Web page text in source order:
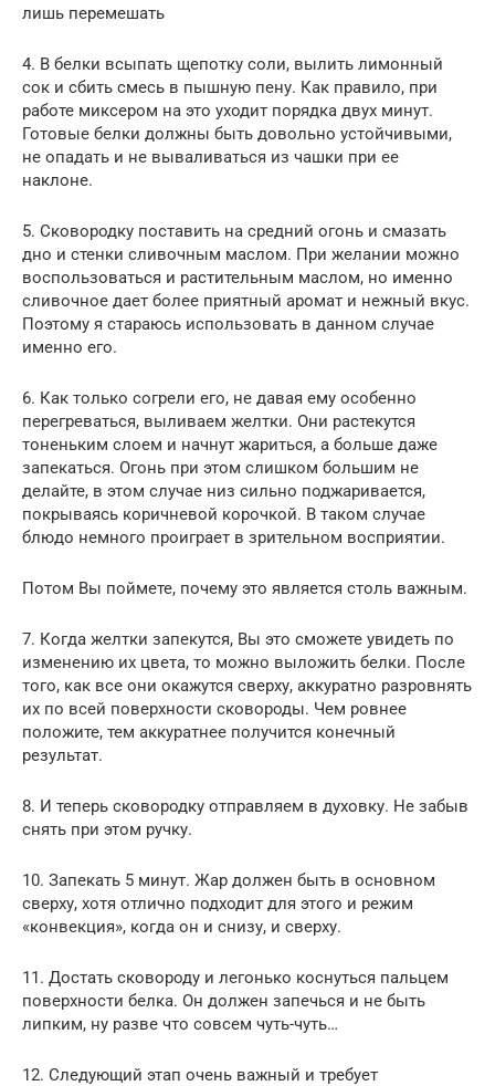
лишь перемешать
4. В белки всыпать щепотку соли, вылить лимонный
сок и сбить смесь в пышную пену. Как правило, при
работе миксером на это уходит порядка двух минут.
Готовые белки должны быть довольно устойчивыми,
не опадать и не вываливаться из чашки при ее
наклоне.
5. Сковородку поставить на средний огонь и смазать
дно и стенки сливочным маслом. При желании можно
воспользоваться и растительным маслом, но именно
сливочное дает более приятный аромат и нежный вкус.
Поэтому я стараюсь использовать в данном случае
именно его.
6. Как только согрели его, не давая ему особенно
перегреваться, выливаем желтки. Они растекутся
тоненьким слоем и начнут жариться, а больше даже
запекаться. Огонь при этом слишком большим не
делайте, в этом случае низ сильно поджаривается,
покрываясь коричневой корочкой. В таком случае
блюдо немного проиграет в зрительном восприятии.
Потом Вы поймете, почему это является столь важным.
7. Когда желтки запекутся, Вы это сможете увидеть по
изменению их цвета, то можно выложить белки. После
того, как все они окажутся сверху, аккуратно разровнять
их по всей поверхности сковороды. Чем ровнее
положите, тем аккуратнее получится конечный
результат.
8. И теперь сковородку отправляем в духовку. Не забыв
снять при этом ручку.
10. Запекать 5 минут. Жар должен быть в основном
сверху, хотя отлично подходит для этого и режим
«конвекция», когда он и снизу, и сверху.
11. Достать сковороду и легонько коснуться пальцем
поверхности белка. Он должен запечься и не быть
липким, ну разве что совсем чуть-чуть…
12. Следующий этап очень важный и требует